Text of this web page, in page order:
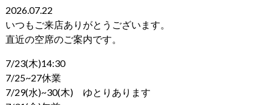
2026.07.22
いつもご来店ありがとうございます。
直近の空席のご案内です。
7/23(木)14:30
7/25~27休業
7/29(水)~30(木) ゆとりあります